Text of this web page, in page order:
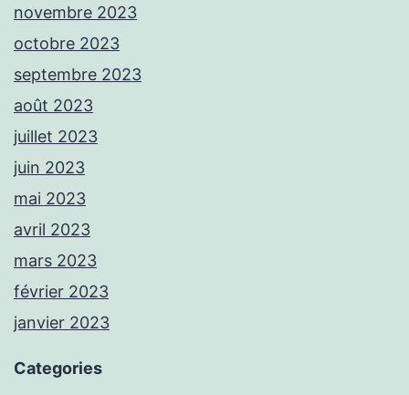
novembre 2023
octobre 2023
septembre 2023
août 2023
juillet 2023
juin 2023
mai 2023
avril 2023
mars 2023
février 2023
janvier 2023
Categories